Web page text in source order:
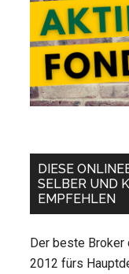
DIESE
SELBER UND
EMPFEHLEN
Der beste Broker
2012 fürs